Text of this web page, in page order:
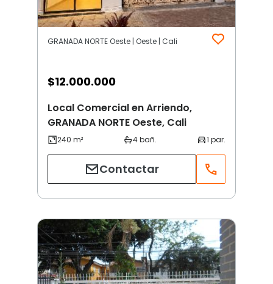
GRANADA NORTE Oeste | Oeste | Cali
$12.000.000
Local Comercial en Arriendo,
GRANADA NORTE Oeste, Cali
Contactar